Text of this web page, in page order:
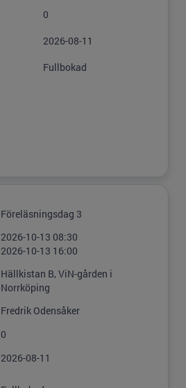
0
2026-08-11
Fullbokad
Föreläsningsdag 3
2026-10-13 08:30
2026-10-13 16:00
Hällkistan B, ViN-gården i
Norrköping
Fredrik Odensåker
0
2026-08-11